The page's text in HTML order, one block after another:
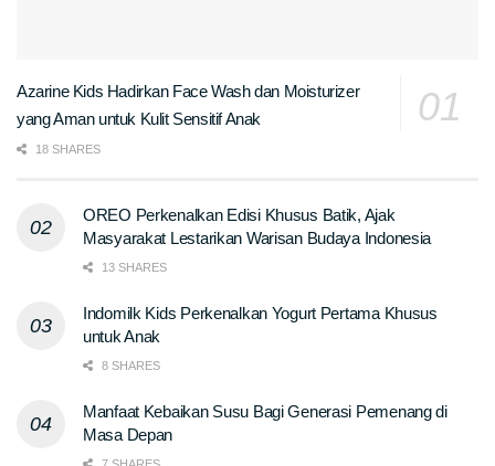
Azarine Kids Hadirkan Face Wash dan Moisturizer
yang Aman untuk Kulit Sensitif Anak
18 SHARES
OREO Perkenalkan Edisi Khusus Batik, Ajak
Masyarakat Lestarikan Warisan Budaya Indonesia
13 SHARES
Indomilk Kids Perkenalkan Yogurt Pertama Khusus
untuk Anak
8 SHARES
Manfaat Kebaikan Susu Bagi Generasi Pemenang di
Masa Depan